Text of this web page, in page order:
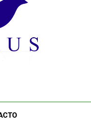
Teclas y Montañas’,
800.000 euros para que
semana cultural de